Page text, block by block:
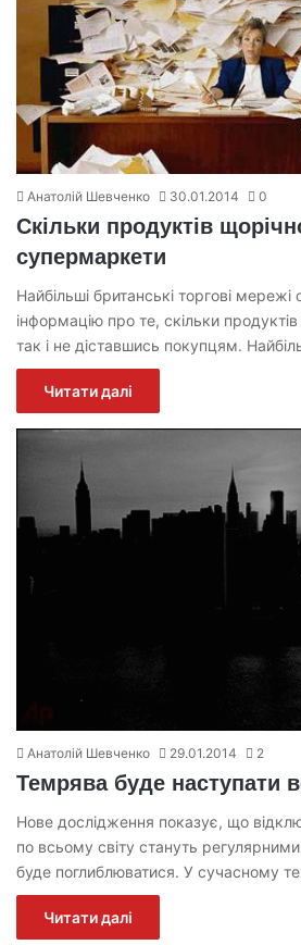
Анатолій Шевченко 30.01.2014 0
Скільки продуктів
супермаркети
Найбільші британські торгові
інформацію про те, скільки
так і не діставшись покупцям.
Читати далі
Анатолій Шевченко 29.01.2014 2
Темрява буде наступати
Нове дослідження показує, що
по всьому світу стануть
буде поглиблюватися. У сучасному
Читати далі